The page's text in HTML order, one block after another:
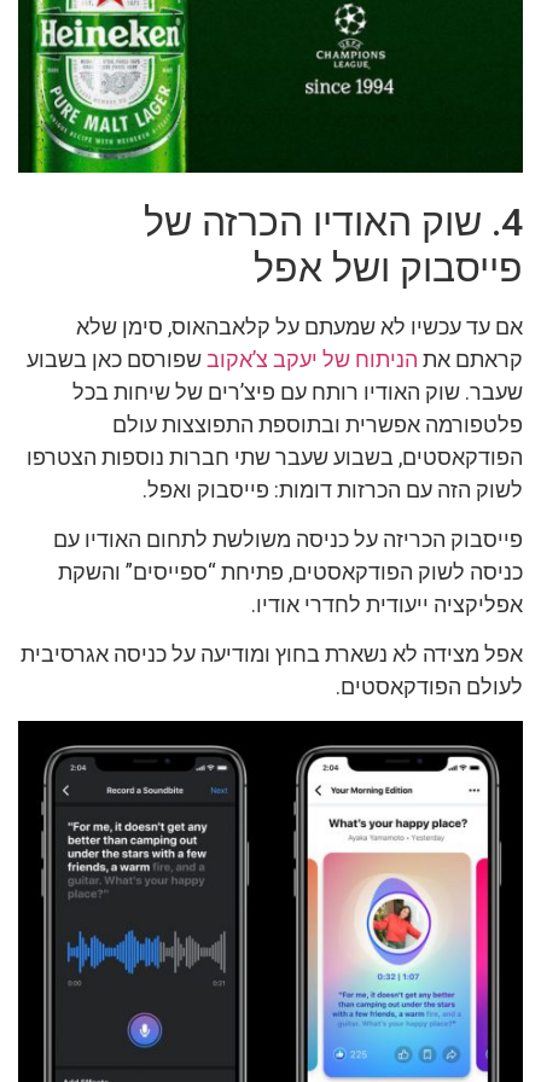
4. שוק האודיו הכרזה של
פייסבוק ושל אפל
אם עד עכשיו לא שמעתם על קלאבהאוס, סימן שלא
קראתם את הניתוח של יעקב צ’אקובשפורסם כאן בשבוע
שעבר. שוק האודיו רותח עם פיצ’רים של שיחות בכל
פלטפורמה אפשרית ובתוספת התפוצצות עולם
הפודקאסטים, בשבוע שעבר שתי חברות נוספות הצטרפו
לשוק הזה עם הכרזות דומות: פייסבוק ואפל.
פייסבוק הכריזה על כניסה משולשת לתחום האודיו עם
כניסה לשוק הפודקאסטים, פתיחת “ספייסים” והשקת
אפליקציה ייעודית לחדרי אודיו.
אפל מצידה לא נשארת בחוץ ומודיעה על כניסה אגרסיבית
לעולם הפודקאסטים.